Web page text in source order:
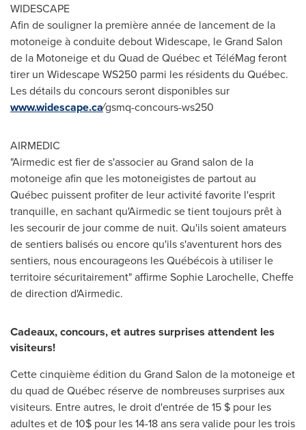
WIDESCAPE
Afin de souligner la première année de lancement de la
motoneige à conduite debout Widescape, le Grand Salon
de la Motoneige et du Quad de Québec et TéléMag feront
tirer un Widescape WS250 parmi les résidents du Québec.
Les détails du concours seront disponibles sur
www.widescape.ca⁄gsmq-concours-ws250
AIRMEDIC
"Airmedic est fier de s'associer au Grand salon de la
motoneige afin que les motoneigistes de partout au
Québec puissent profiter de leur activité favorite l'esprit
tranquille, en sachant qu'Airmedic se tient toujours prêt à
les secourir de jour comme de nuit. Qu'ils soient amateurs
de sentiers balisés ou encore qu'ils s'aventurent hors des
sentiers, nous encourageons les Québécois à utiliser le
territoire sécuritairement" affirmeSophie Larochelle, Cheffe
de direction d'Airmedic.
Cadeaux, concours, et autres surprises attendent les
visiteurs!
Cette cinquième édition du Grand Salon de la motoneige et
du quad de Québec réserve de nombreuses surprises aux
visiteurs. Entre autres, le droit d'entrée de 15 $ pour les
adultes et de 10$ pour les 14-18 ans sera valide pour les trois